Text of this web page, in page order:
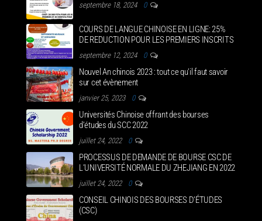
septembre 18, 2024 0
COURS DE LANGUE CHINOISE EN LIGNE: 25%
DE REDUCTION POUR LES PREMIERS INSCRITS
septembre 12, 2024 0
Nouvel An chinois 2023 : tout ce qu’il faut savoir
sur cet évènement
janvier 25, 2023 0
Universités Chinoise offrant des bourses
d’études du SCC 2022
juillet 24, 2022 0
PROCESSUS DE DEMANDE DE BOURSE CSC DE
L’UNIVERSITÉ NORMALE DU ZHEJIANG EN 2022
juillet 24, 2022 0
CONSEIL CHINOIS DES BOURSES D’ÉTUDES
(CSC)